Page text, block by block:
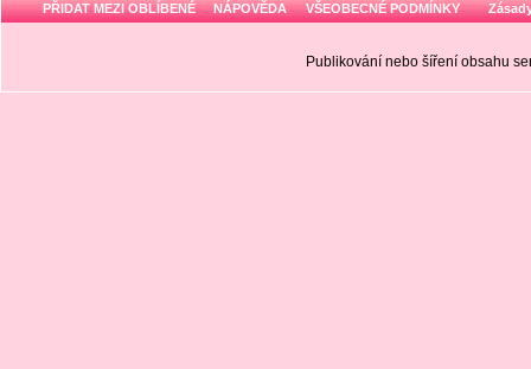
PŘIDAT MEZI OBLÍBENÉ NÁPOVĚDA VŠEOBECNÉ PODMÍNKY
Publikování nebo šíření obsahu